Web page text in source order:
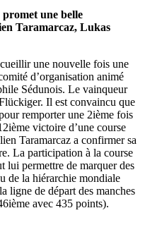
une belle
Taramarcaz, Lukas
une nouvelle fois une
d’organisation animé
Sédunois. Le vainqueur
Il est convaincu que
remporter une 2ième fois
victoire d’une course
Taramarcaz a confirmer sa
La participation à la course
lui permettre de marquer des
de la hiérarchie mondiale
ligne de départ des manches
avec 435 points).